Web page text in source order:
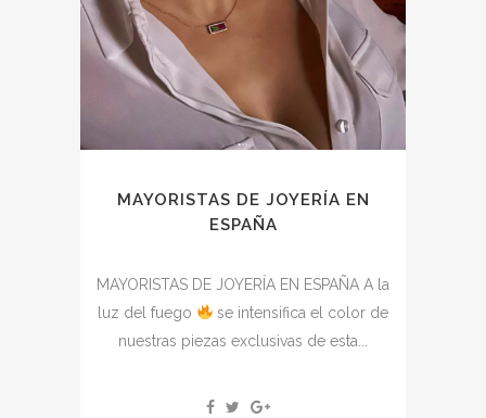
MAYORISTAS DE JOYERÍA EN
ESPAÑA
MAYORISTAS DE JOYERÍA EN ESPAÑA A la
luz del fuego
se intensifica el color de
nuestras piezas exclusivas de esta...